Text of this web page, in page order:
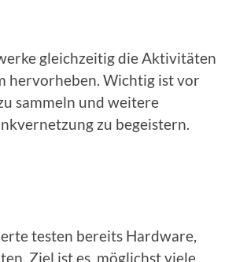
gleichzeitig die Aktivitäten
hervorheben. Wichtig ist vor
sammeln und weitere
zu begeistern.
testen bereits Hardware,
Ziel ist es, möglichst viele